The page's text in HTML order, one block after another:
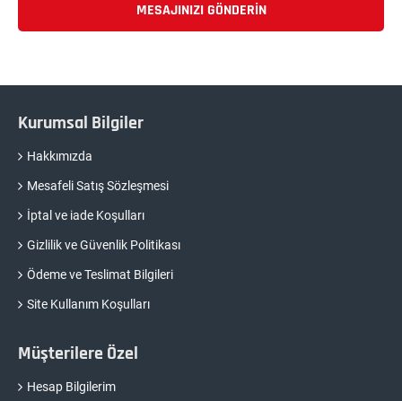
MESAJINIZI GÖNDERIN
Kurumsal Bilgiler
Hakkımızda
Mesafeli Satış Sözleşmesi
İptal ve iade Koşulları
Gizlilik ve Güvenlik Politikası
Ödeme ve Teslimat Bilgileri
Site Kullanım Koşulları
Müşterilere Özel
Hesap Bilgilerim